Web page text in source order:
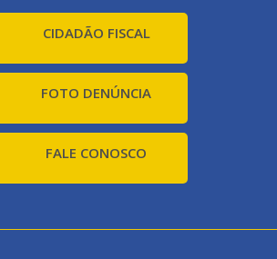
CIDADÃO FISCAL
FOTO DENÚNCIA
FALE CONOSCO